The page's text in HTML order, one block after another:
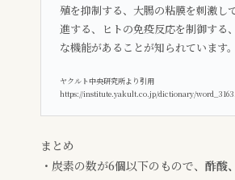
殖を抑制する、大腸の粘膜を刺激し
進する、ヒトの免疫反応を制御する
な機能があることが知られています。
ヤクルト中央研究所より引用
https://institute.yakult.co.jp/dictionary/
まとめ
・炭素の数が6個以下のもので、 酢酸